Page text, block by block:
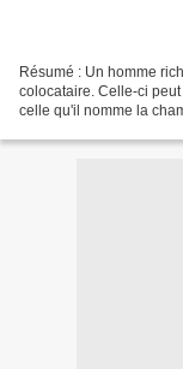
Résumé : Un homme
colocataire. Celle-ci
celle qu'il nomme la